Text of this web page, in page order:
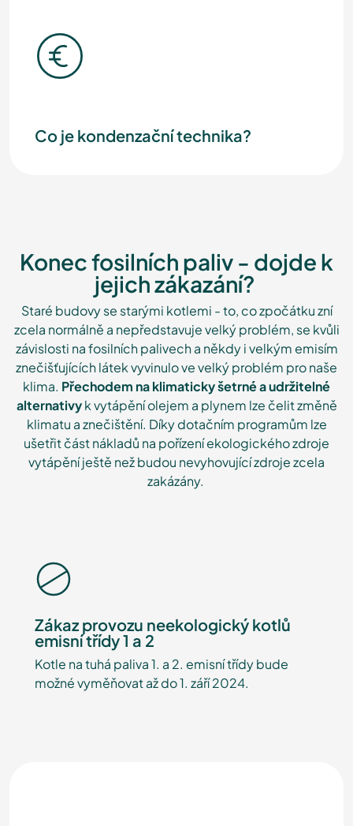
Co je kondenzační technika?
Konec fosilních paliv - dojde k
jejich zákazání?
Staré budovy se starými kotlemi - to, co zpočátku zní
zcela normálně a nepředstavuje velký problém, se kvůli
závislosti na fosilních palivech a někdy i velkým emisím
znečišťujících látek vyvinulo ve velký problém pro naše
klima. Přechodem na klimaticky šetrné a udržitelné
alternativyk vytápění olejem a plynem lze čelit změně
klimatu a znečištění. Díky dotačním programům lze
ušetřit část nákladů na pořízení ekologického zdroje
vytápění ještě než budou nevyhovující zdroje zcela
zakázány.
Zákaz provozu neekologický kotlů
emisní třídy 1 a 2
Kotle na tuhá paliva 1. a 2. emisní třídy bude
možné vyměňovat až do 1. září 2024.